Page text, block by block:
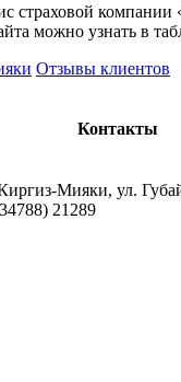
можно узнать в
Отзывы клиентов
Контакты
Мияки, ул.
21289